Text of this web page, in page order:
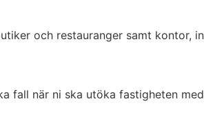
och restauranger samt kontor,
när ni ska utöka fastigheten